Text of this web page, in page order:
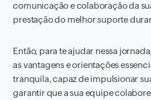
comunicação e colaboração da
prestação do melhor suporte
Então, para te ajudar nessa
as vantagens e orientações
tranquila, capaz de impulsionar
garantir que a sua equipe